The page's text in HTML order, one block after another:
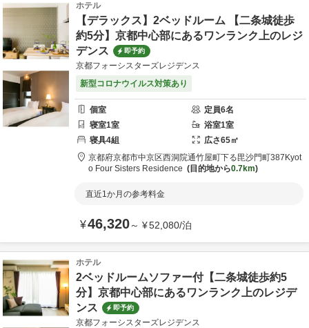
ホテル
【デラックス】2ベッドルーム 【二条城徒歩
約5分】京都中心部にあるワンランク上のレジ
デンス
即予約
京都フォーシスターズレジデンス
新型コロナウイルス対策あり
個室 定員6名
寝室1室 浴室1室
寝具4組 広さ65㎡
京都府京都市中京区西洞院通竹屋町下る毘沙門町387 Kyot
o Four Sisters Residence
目的地から0.7km
直近1か月の参考料金
¥46,320～ ¥52,080/泊
ホテル
2ベッドルームソファー付【二条城徒歩約5
分】京都中心部にあるワンランク上のレジデ
ンス
即予約
京都フォーシスターズレジデンス